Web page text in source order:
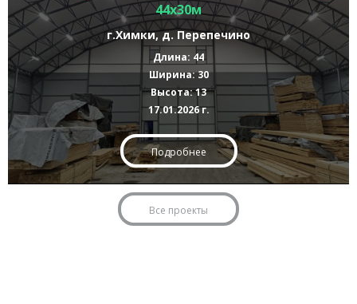
44х30м
г.Химки, д. Перепечино
Длина: 44
Ширина: 30
Высота: 13
17.01.2026 г.
Подробнее
Все проекты